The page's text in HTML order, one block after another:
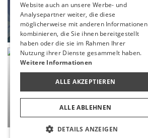
UNTERHALTUNG
MEHR
Website auch an unsere Werbe- und
Analysepartner weiter, die diese
möglicherweise mit anderen Informationen
kombinieren, die Sie ihnen bereitgestellt
haben oder die sie im Rahmen Ihrer
Nutzung ihrer Dienste gesammelt haben.
Weitere Informationen
ALLE AKZEPTIEREN
ALLE ABLEHNEN
DETAILS ANZEIGEN